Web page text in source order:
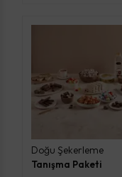
Doğu Şekerleme
Tanışma Paketi